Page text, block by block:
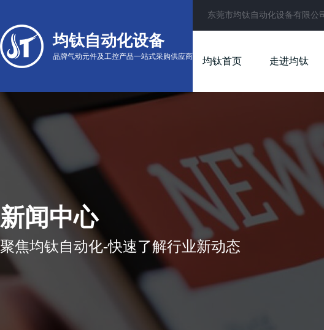
均钛自动化设备
品牌气动元件及工控产品一站式采购供应商
东莞市均钛自动化设备有限公
均钛首页 走进均钛
新闻中心
聚焦均钛自动化-快速了解行业新动态